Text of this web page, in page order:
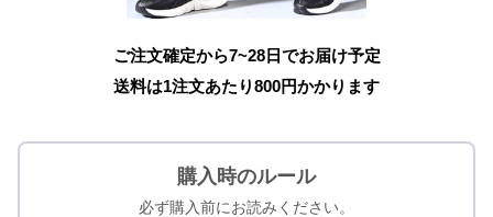
ご注文確定から7~28日でお届け予定
送料は1注文あたり800円かかります
購入時のルール
必ず購入前にお読みください。